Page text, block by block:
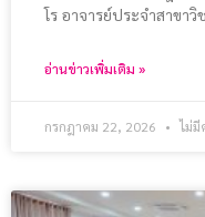
โร อาจารย์ประจำสาขา
อ่านข่าวเพิ่มเติม »
กรกฎาคม 22, 2026 ไม่มี